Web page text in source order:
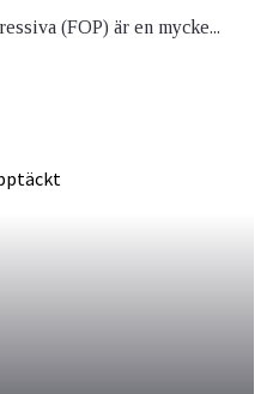
(FOP) är en mycke...